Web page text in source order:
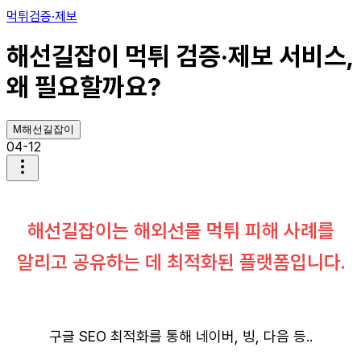
먹튀검증·제보
해선길잡이 먹튀 검증·제보 서비스,
왜 필요할까요?
M해선길잡이
04-12
해선길잡이는 해외선물 먹튀 피해 사례를
알리고 공유하는 데 최적화된 플랫폼입니다.
구글 SEO 최적화를 통해 네이버, 빙, 다음 등..